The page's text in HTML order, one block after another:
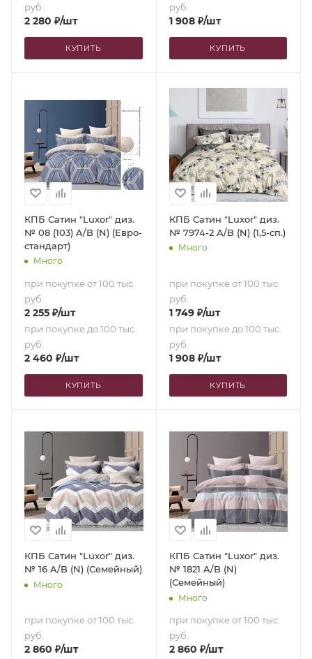
руб.
2 280 ₽/шт
КУПИТЬ
руб.
1 908₽/шт
КУПИТЬ
КПБ Сатин "Luxor" диз.
№ 08 (103) A/B (N) (Евро-
стандарт)
Много
при покупке от 100 тыс.
руб.
2 255 ₽/шт
при покупке до 100 тыс.
руб.
2 460 ₽/шт
КУПИТЬ
КПБ Сатин "Luxor" диз.
№ 7974-2 A/B (N) (1,5-сп.)
Много
при покупке от 100 тыс.
руб.
1 749₽/шт
при покупке до 100 тыс.
руб.
1 908₽/шт
КУПИТЬ
КПБ Сатин "Luxor" диз.
№ 16 A/B (N) (Семейный)
Много
при покупке от 100 тыс.
руб.
2 860 ₽/шт
КПБ Сатин "Luxor" диз.
№ 1821 A/B (N)
(Семейный)
Много
при покупке от 100 тыс.
руб.
2 860 ₽/шт